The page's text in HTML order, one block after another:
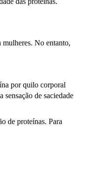
mulheres. No entanto,
por quilo corporal
de saciedade
de proteínas. Para